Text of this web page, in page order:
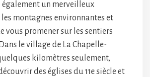
également un merveilleux
montagnes environnantes et
vous promener sur les sentiers
le village de La Chapelle-
kilomètres seulement,
des églises du 11e siècle et